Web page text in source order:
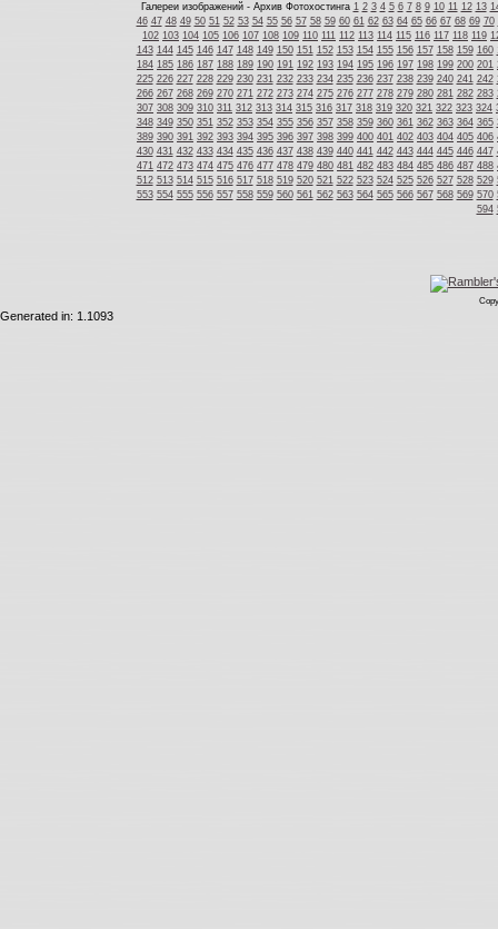
Галереи изображений - Архив Фотохостинга 1 2 3 4 5 6 7 8 9 10 11 12 13
46 47 48 49 50 51 52 53 54 55 56 57 58 59 60 61 62 63 64 65 66 67 68 69 70
102 103 104 105 106 107 108 109 110 111 112 113 114 115 116 117 118 119
143 144 145 146 147 148 149 150 151 152 153 154 155 156 157 158 159 160
184 185 186 187 188 189 190 191 192 193 194 195 196 197 198 199 200 201
225 226 227 228 229 230 231 232 233 234 235 236 237 238 239 240 241 242
266 267 268 269 270 271 272 273 274 275 276 277 278 279 280 281 282 283
307 308 309 310 311 312 313 314 315 316 317 318 319 320 321 322 323 324
348 349 350 351 352 353 354 355 356 357 358 359 360 361 362 363 364 365
389 390 391 392 393 394 395 396 397 398 399 400 401 402 403 404 405 406
430 431 432 433 434 435 436 437 438 439 440 441 442 443 444 445 446 447
471 472 473 474 475 476 477 478 479 480 481 482 483 484 485 486 487 488
512 513 514 515 516 517 518 519 520 521 522 523 524 525 526 527 528 529
553 554 555 556 557 558 559 560 561 562 563 564 565 566 567 568 569 570
594
Generated in: 1.1093